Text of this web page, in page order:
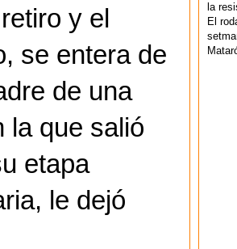
y el
se entera de
de una
la que salió
etapa
le dejó
la
El